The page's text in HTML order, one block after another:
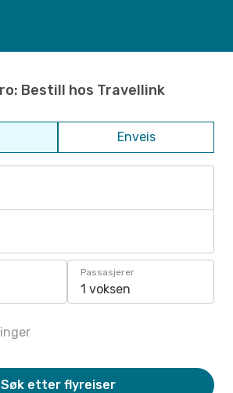
Bestill hos Travellink
Enveis
Passasjerer
1 voksen
Søk etter flyreiser